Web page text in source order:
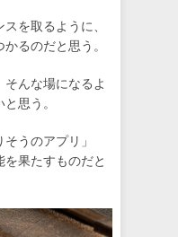
を取るように、
るのだと思う。
んな場になるよ
思う。
うのアプリ」
果たすものだと